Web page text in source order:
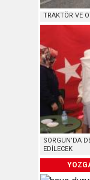
TRAKTÖR VE
SORGUN’DA
EDİLECEK